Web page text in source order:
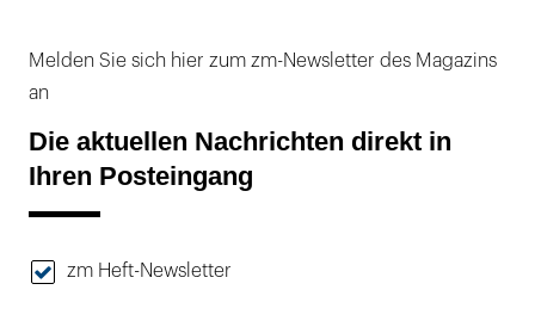
Melden Sie sich hier zum zm-Newsletter des Magazins
an
Die aktuellen Nachrichten direkt in
Ihren Posteingang
zm Heft-Newsletter